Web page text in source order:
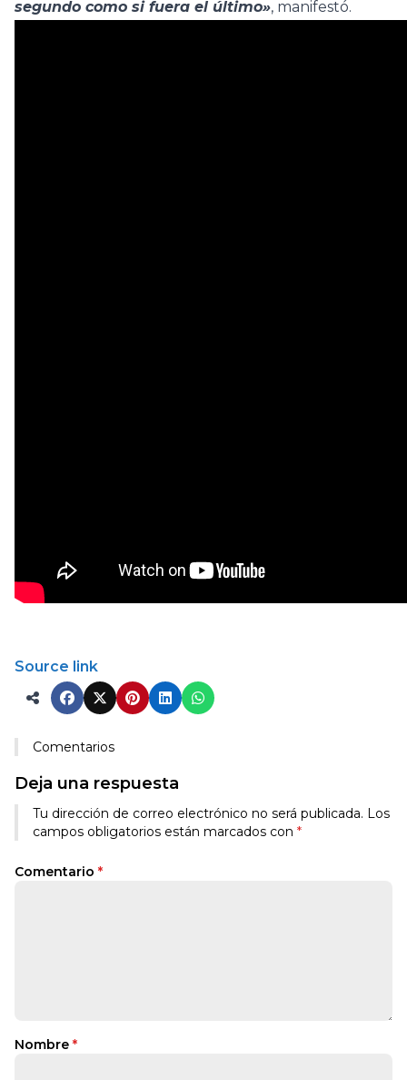
segundo como si fuera el último», manifestó.
Source link
Comentarios
Deja una respuesta
Tu dirección de correo electrónico no será publicada. Los
campos obligatorios están marcados con *
Comentario *
Nombre *